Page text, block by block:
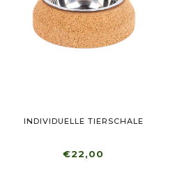
INDIVIDUELLE TIERSCHALE
€22,00